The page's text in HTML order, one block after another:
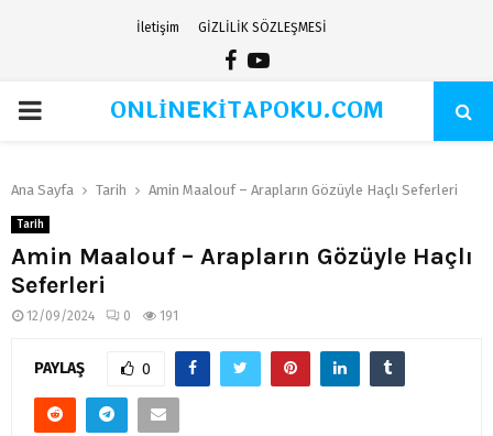
İletişim GİZLİLİK SÖZLEŞMESİ
Facebook
Youtube
PRIMARYONLİNEKİTAPOKU.COM
Ana Sayfa Tarih Amin Maalouf – Arapların Gözüyle Haçlı Seferleri
Tarih
Amin Maalouf – Arapların Gözüyle Haçlı
Seferleri
12/09/2024 0 191
PAYLAŞ 0